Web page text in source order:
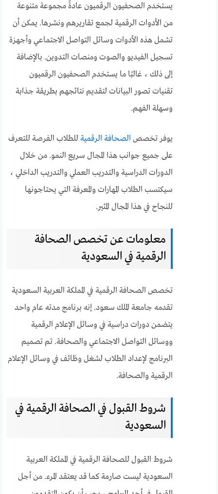
يستخدم الصحفيون الرقميون عادةً مجموعة متنوعة
من الأدوات الرقمية لجمع تقاريرهم ونشرها. يمكن أن
تشمل هذه الأدوات وسائل التواصل الاجتماعي وأجهزة
تسجيل الفيديو والصوت ومنصات التدوين. بالإضافة
إلى ذلك ، غالبًا ما يستخدم الصحفيون الرقميون
تقنيات تصور البيانات لتقديم نتائجهم بطريقة جذابة
وسهلة الفهم.
يوفر تخصص الصحافة الرقميةللطلاب الفرصة للتعرف
على جميع جوانب هذا المجال سريع النمو. من خلال
الدورات الدراسية والتدريب العملي والتدريب الداخلي ،
سيكتسب الطلاب المهارات والمعرفة التي يحتاجونها
للنجاح في هذا المجال المثير.
معلومات عن تخصص الصحافة
الرقمية في السعودية
تخصص الصحافة الرقمية في المملكة العربية السعودية
تقدمه جامعة الملك سعود. إنه برنامج مدته عام واحد
يتضمن دورات دراسية في وسائل الإعلام الرقمية
ووسائل التواصل الاجتماعي والصحافة. تم تصميم
البرنامج لإعداد الطلاب لشغل وظائف في وسائل الإعلام
الرقمية والصحافة.
شروط القبول في الصحافة الرقمية في
السعودية
شروط القبول للصحافة الرقمية في المملكة العربية
السعودية ليست صارمة كما قد يعتقد المرء. من أجل